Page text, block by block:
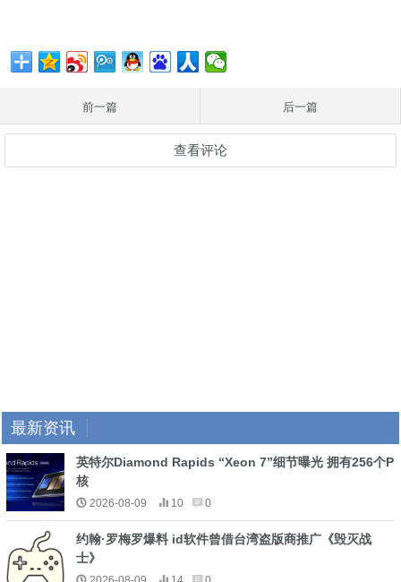
前一篇 后一篇
查看评论
最新资讯
英特尔Diamond Rapids “Xeon 7”细节曝光 拥有256个P
核
2026-08-09 10 0
约翰·罗梅罗爆料 id软件曾借台湾盗版商推广《毁灭战
士》